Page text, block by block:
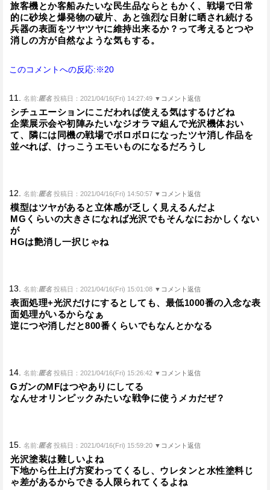
旅客機とか客船みたいな民生品ならともかく、戦場で日常
的に砂埃と爆発物の破片、あと強烈な日射に晒され続ける
兵器の表面をツヤツヤに維持出来るか？って考えるとつや
消しの方が自然なような気もする。
このコメントへの反応:※20
11. 名前:匿名 投稿日：2021/04/16(Fri) 14:27:49 ▼コメント返信
シチュエーションにこだわれば使える気はするけどね
企業展示会や初陣みたいなジオラマ組んで光沢機体おい
て、隣には同機の戦場でボロボロになったツヤ消し作品を
並べれば、けっこうエモいものになるだろうし
12. 名前:匿名 投稿日：2021/04/16(Fri) 14:50:57 ▼コメント返信
模型はツヤがあると立体感が乏しく見えるんだよ
MGくらいの大きさになれば光沢でもそんなにおかしくない
が
HGは艶消し一択じゃね
13. 名前:匿名 投稿日：2021/04/16(Fri) 15:01:08 ▼コメント返信
表面処理+光沢だけにするとしても、最低1000番の入念な表
面処理がいるからなぁ
逆につや消しだと800番くらいでもなんとかなる
14. 名前:匿名 投稿日：2021/04/16(Fri) 15:26:42 ▼コメント返信
GガンのMFはつやありにしてる
なんせオリンピックみたいな戦争に使うメカだぜ？
15. 名前:匿名 投稿日：2021/04/16(Fri) 15:59:20 ▼コメント返信
光沢塗装は難しいよね
下地から仕上げ方変わってくるし、ウレタンと水性塗料じ
ゃ差があるからできる人限られてくるよね